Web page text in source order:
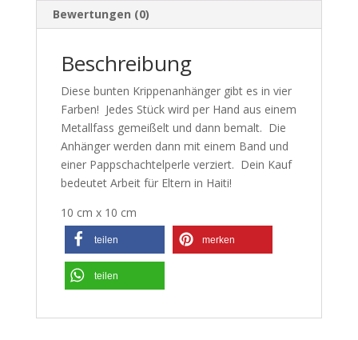
Bewertungen (0)
Beschreibung
Diese bunten Krippenanhänger gibt es in vier
Farben! Jedes Stück wird per Hand aus einem
Metallfass gemeißelt und dann bemalt. Die
Anhänger werden dann mit einem Band und
einer Pappschachtelperle verziert. Dein Kauf
bedeutet Arbeit für Eltern in Haiti!
10 cm x 10 cm
teilen merken
teilen